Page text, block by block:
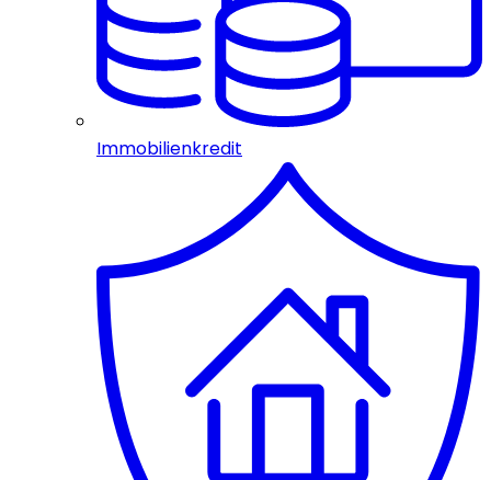
Immobilienkredit